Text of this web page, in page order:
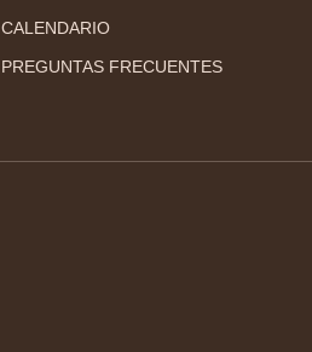
CALENDARIO
PREGUNTAS FRECUENTES